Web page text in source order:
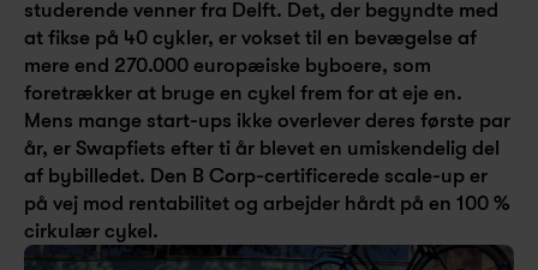
studerende venner fra Delft. Det, der begyndte med
at fikse på 40 cykler, er vokset til en bevægelse af
mere end 270.000 europæiske byboere, som
foretrækker at bruge en cykel frem for at eje en.
Mens mange start-ups ikke overlever deres første par
år, er Swapfiets efter ti år blevet en umiskendelig del
af bybilledet. Den B Corp-certificerede scale-up er
på vej mod rentabilitet og arbejder hårdt på en 100 %
cirkulær cykel.